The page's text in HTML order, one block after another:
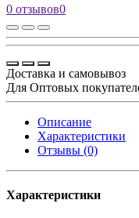
0 отзывов0
Доставка и самовывоз
Для Оптовых
Описание
Характеристики
Отзывы (0)
Характеристики